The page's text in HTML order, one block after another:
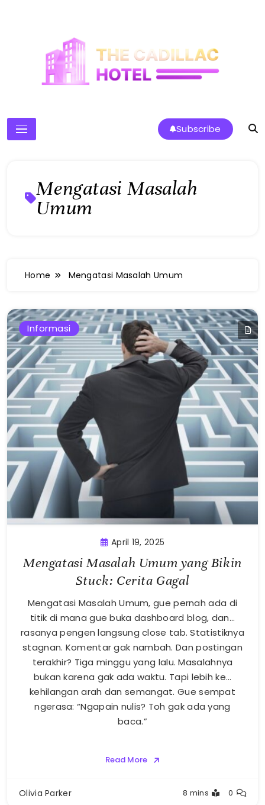
The Cadillac Hotel
Subscribe
Mengatasi Masalah
Umum
Home Mengatasi Masalah Umum
Informasi
April 19, 2025
Mengatasi Masalah Umum yang Bikin
Stuck: Cerita Gagal
Mengatasi Masalah Umum, gue pernah ada di
titik di mana gue buka dashboard blog, dan…
rasanya pengen langsung close tab. Statistiknya
stagnan. Komentar gak nambah. Dan postingan
terakhir? Tiga minggu yang lalu. Masalahnya
bukan karena gak ada waktu. Tapi lebih ke…
kehilangan arah dan semangat. Gue sempat
ngerasa: “Ngapain nulis? Toh gak ada yang
baca.”
Read More
Olivia Parker 8 mins 0